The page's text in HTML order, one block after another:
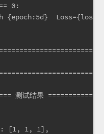
0:
{epoch:5d}
测试结果
[1, 1, 1],